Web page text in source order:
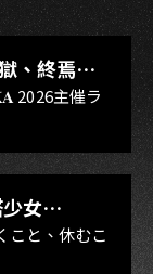
、終焉
中、花奏
2026主催ラ
女
こと、休むこ